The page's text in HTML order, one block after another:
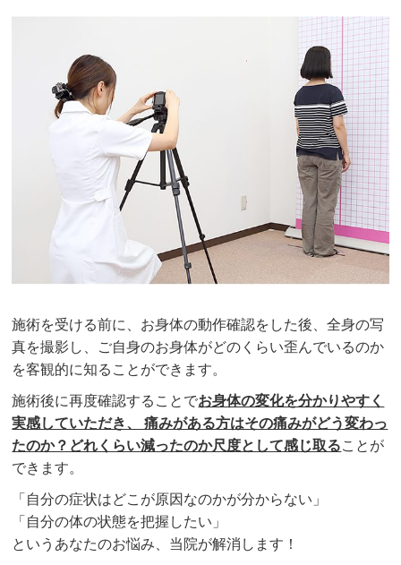
施術を受ける前に、お身体の動作確認をした後、全身の写
真を撮影し、ご自身のお身体がどのくらい歪んでいるのか
を客観的に知ることができます。
施術後に再度確認することでお身体の変化を分かりやすく
実感していただき、 痛みがある方はその痛みがどう変わっ
たのか？どれくらい減ったのか尺度として感じ取ることが
できます。
「自分の症状はどこが原因なのかが分からない」
「自分の体の状態を把握したい」
というあなたのお悩み、当院が解消します！